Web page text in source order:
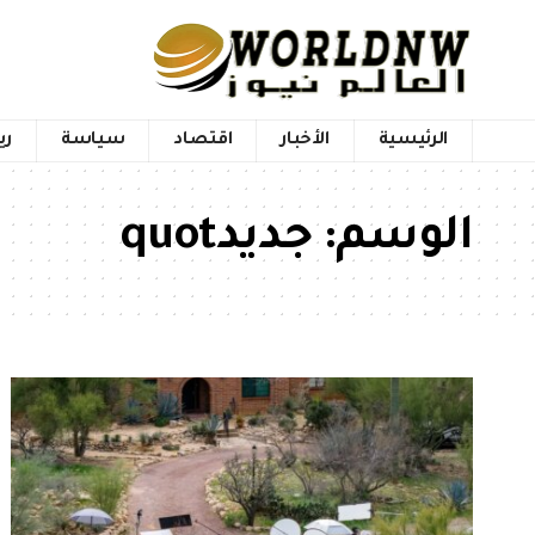
الرئيسية الأخبار اقتصاد سياسة
الوسم:جديدquot